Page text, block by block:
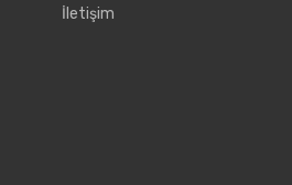
İletişim